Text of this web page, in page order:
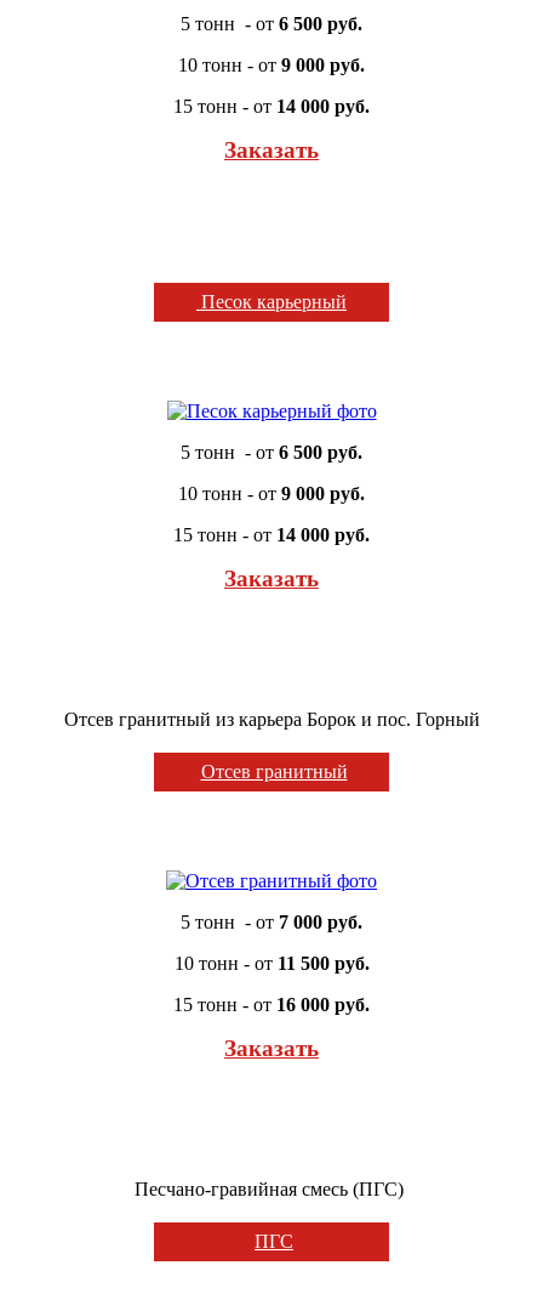
5 тонн - от 6 500 руб.
10 тонн - от 9 000 руб.
15 тонн - от 14 000 руб.
Заказать
Песок карьерный
5 тонн - от 6 500 руб.
10 тонн - от 9 000 руб.
15 тонн - от 14 000 руб.
Заказать
Отсев гранитный из карьера Борок и пос. Горный
Отсев гранитный
5 тонн - от 7 000 руб.
10 тонн - от 11 500 руб.
15 тонн - от 16 000 руб.
Заказать
Песчано-гравийная смесь (ПГС)
ПГС